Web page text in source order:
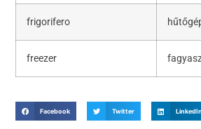
frigorifero
freezer
Facebook Twitter LinkedIn